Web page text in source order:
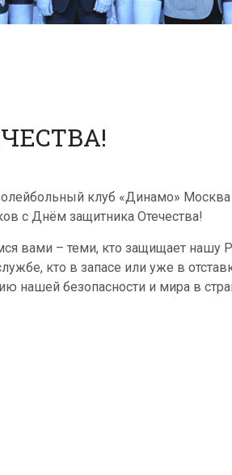
клуб «Динамо»
с Днём защитника Отечества!
вами – теми, кто защищает нашу
кто в запасе или уже в
нашей безопасности и мира в